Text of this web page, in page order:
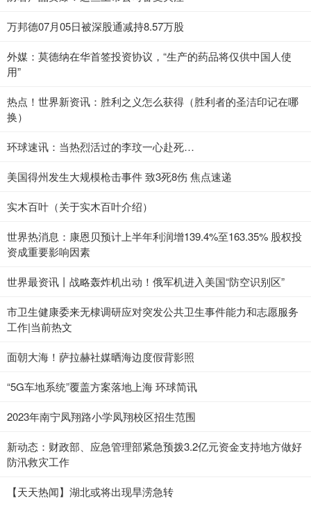
万邦德07月05日被深股通减持8.57万股
外媒：莫德纳在华首签投资协议，“生产的药品将仅供中国人使
用”
热点！世界新资讯：胜利之义怎么获得（胜利者的圣洁印记在哪
换）
环球速讯：当热烈活过的李玟一心赴死…
美国得州发生大规模枪击事件 致3死8伤 焦点速递
实木百叶（关于实木百叶介绍）
世界热消息：康恩贝预计上半年利润增139.4%至163.35% 股权投
资成重要影响因素
世界最资讯丨战略轰炸机出动！俄军机进入美国“防空识别区”
市卫生健康委来无棣调研应对突发公共卫生事件能力和志愿服务
工作|当前热文
面朝大海！萨拉赫社媒晒海边度假背影照
“5G车地系统”覆盖方案落地上海 环球简讯
2023年南宁凤翔路小学凤翔校区招生范围
新动态：财政部、应急管理部紧急预拨3.2亿元资金支持地方做好
防汛救灾工作
【天天热闻】湖北或将出现旱涝急转